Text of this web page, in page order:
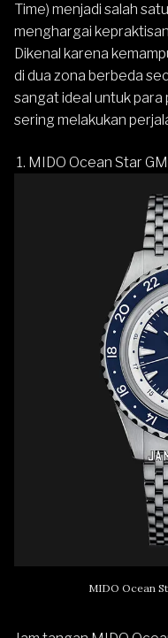
Time) menjadi salah
menghargai
Dikenal karena
di dua zona berbeda
sangat ideal untuk para
sering melakukan
1. MIDO Ocean Star
MIDO Ocean